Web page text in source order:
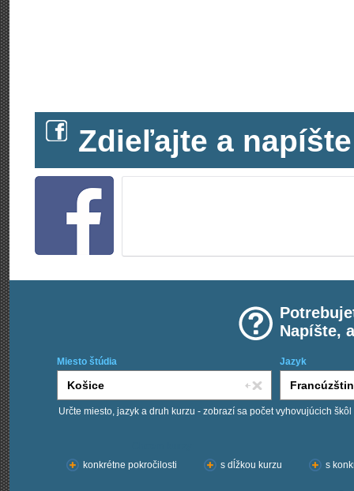
Zdieľajte a
Napíšte,
Miesto štúdia Jazyk
Určte miesto, jazyk a druh kurzu - zobrazí sa počet vyhovujúcich škôl
konkrétne pokročilosti
s dĺžkou kurzu s